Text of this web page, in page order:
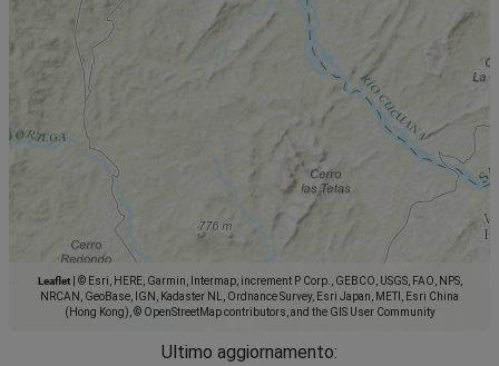
Leaflet
© Esri, HERE, Garmin, Intermap, increment P Corp., GEBCO, USGS, FAO, NPS,
NRCAN, GeoBase, IGN, Kadaster NL, Ordnance Survey, Esri Japan, METI, Esri China
(Hong Kong), © OpenStreetMap contributors, and the GIS User Community
Ultimo aggiornamento: